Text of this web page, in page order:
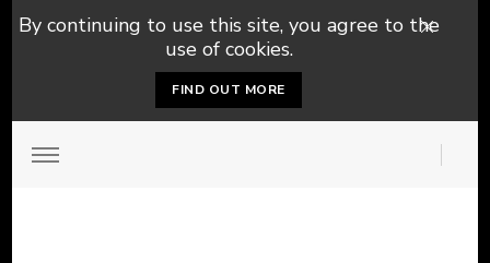
By continuing to use this site, you agree to the
use of cookies.
FIND OUT MORE